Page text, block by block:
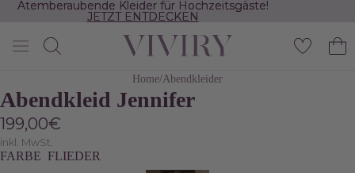
Atemberaubende Kleider für Hochzeitsgäste!
JETZT ENTDECKEN
Atemberaubende Kleider für Hochzeitsgäste!
JETZT ENTDECKEN
Home/Abendkleider
Abendkleid Jennifer
199,00€
inkl. MwSt.
FARBE FLIEDER